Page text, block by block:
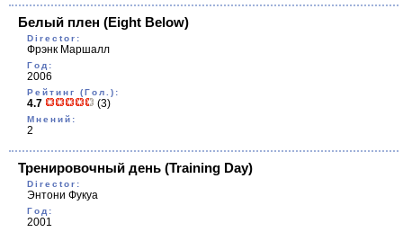
Белый плен (Eight Below)
Director:
Фрэнк Маршалл
Год:
2006
Рейтинг (Гол.):
4.7 (3)
Мнений:
2
Тренировочный день (Training Day)
Director:
Энтони Фукуа
Год:
2001